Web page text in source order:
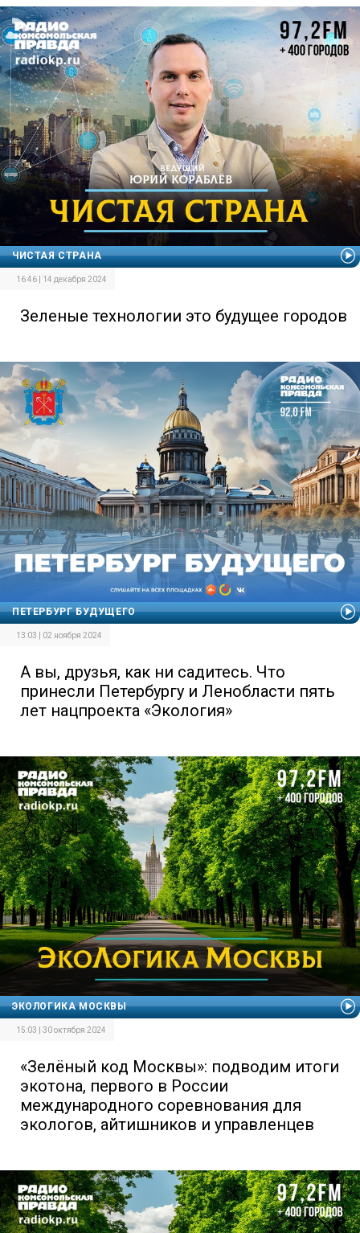
ЧИСТАЯ СТРАНА
16:46 | 14 декабря 2024
Зеленые технологии это будущее городов
ПЕТЕРБУРГ БУДУЩЕГО
13:03 | 02 ноября 2024
А вы, друзья, как ни садитесь. Что
принесли Петербургу и Ленобласти пять
лет нацпроекта «Экология»
ЭКОЛОГИКА МОСКВЫ
15:03 | 30 октября 2024
«Зелёный код Москвы»: подводим итоги
экотона, первого в России
международного соревнования для
экологов, айтишников и управленцев